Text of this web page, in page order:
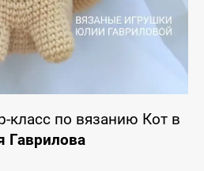
класс по вязанию Кот в
Гаврилова